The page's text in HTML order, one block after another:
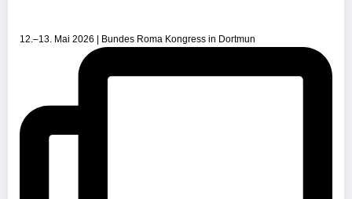
12.–13. Mai 2026 | Bundes Roma Kongress in Dortmun